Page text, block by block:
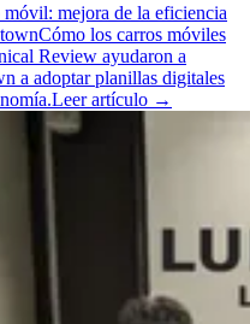
móvil: mejora de la eficiencia
Cómo los carros móviles
Review ayudaron a
a adoptar planillas digitales
Leer artículo →